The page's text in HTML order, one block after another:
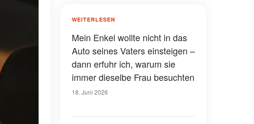
WEITERLESEN
Mein Enkel wollte nicht in das
Auto seines Vaters einsteigen –
dann erfuhr ich, warum sie
immer dieselbe Frau besuchten
18. Juni 2026